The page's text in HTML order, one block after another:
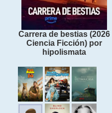
Carrera de bestias (2026
Ciencia Ficción) por
hipolismata